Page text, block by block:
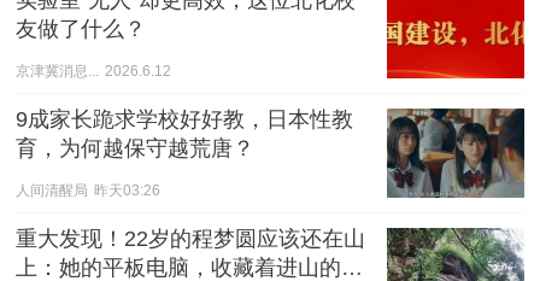
友做了什么？
京津冀消息... 2026.6.12
9成家长跪求学校好好教，日本性教
育，为何越保守越荒唐？
人间清醒局 昨天03:26
重大发现！22岁的程梦圆应该还在山
上：她的平板电脑，收藏着进山的两